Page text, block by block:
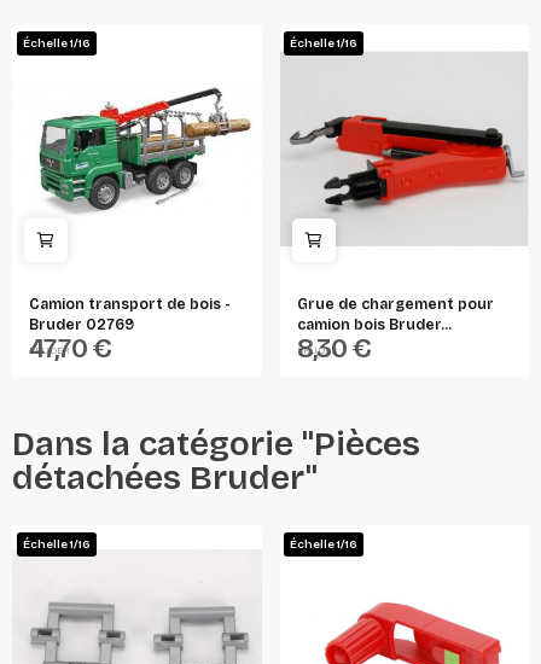
Échelle 1/16
Camion transport de bois -
Bruder 02769
BRUDER
47,70 €
Échelle 1/16
Grue de chargement pour
camion bois Bruder...
BRUDER
8,30 €
Dans la catégorie "Pièces
détachées Bruder"
Échelle 1/16 Échelle 1/16